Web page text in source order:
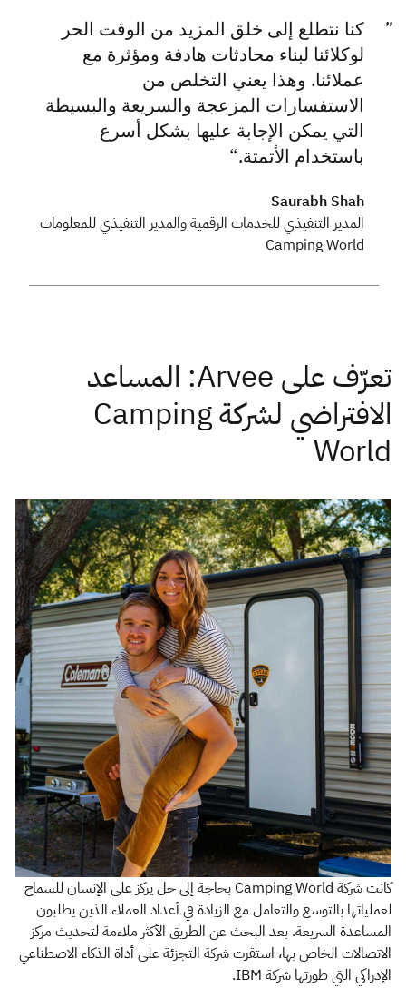
كنا نتطلع إلى خلق المزيد من الوقت الحر
لوكلائنا لبناء محادثات هادفة ومؤثرة مع
عملائنا. وهذا يعني التخلص من
الاستفسارات المزعجة والسريعة والبسيطة
التي يمكن الإجابة عليها بشكل أسرع
باستخدام الأتمتة.
Saurabh Shah
المدير التنفيذي للخدمات الرقمية والمدير التنفيذي للمعلومات
Camping World
كانت شركة Camping World بحاجة إلى حل يركز على الإنسان للسماح
لعملياتها بالتوسع والتعامل مع الزيادة في أعداد العملاء الذين يطلبون
المساعدة السريعة. بعد البحث عن الطريق الأكثر ملاءمة لتحديث مركز
الاتصالات الخاص بها، استقرت شركة التجزئة على أداة الذكاء الاصطناعي
الإدراكي التي طورتها شركة IBM.